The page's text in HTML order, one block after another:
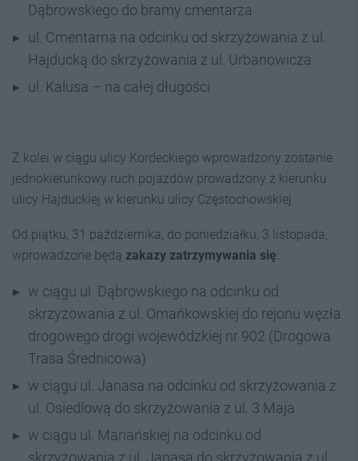
Dąbrowskiego do bramy cmentarza
ul. Cmentarna na odcinku od skrzyżowania z ul.
Hajducką do skrzyżowania z ul. Urbanowicza
ul. Kalusa – na całej długości
Z kolei w ciągu ulicy Kordeckiego wprowadzony zostanie
jednokierunkowy ruch pojazdów prowadzony z kierunku
ulicy Hajduckiej w kierunku ulicy Częstochowskiej
Od piątku, 31 października, do poniedziałku, 3 listopada,
wprowadzone będą zakazy zatrzymywania się:
w ciągu ul. Dąbrowskiego na odcinku od
skrzyżowania z ul. Omańkowskiej do rejonu węzła
drogowego drogi wojewódzkiej nr 902 (Drogowa
Trasa Średnicowa)
w ciągu ul. Janasa na odcinku od skrzyżowania z
ul. Osiedlową do skrzyżowania z ul. 3 Maja
w ciągu ul. Mariańskiej na odcinku od
skrzyżowania z ul. Janasa do skrzyżowania z ul.